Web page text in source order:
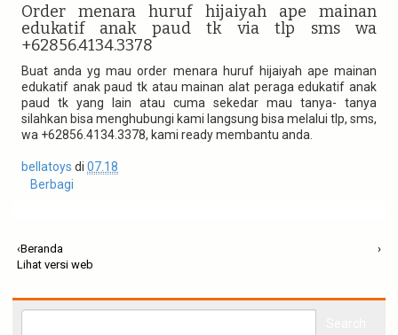
Order menara huruf hijaiyah ape mainan
edukatif anak paud tk via tlp sms wa
+62856.4134.3378
Buat anda yg mau order menara huruf hijaiyah ape mainan
edukatif anak paud tk atau mainan alat peraga edukatif anak
paud tk yang lain atau cuma sekedar mau tanya- tanya
silahkan bisa menghubungi kami langsung bisa melalui tlp, sms,
wa +62856.4134.3378, kami ready membantu anda.
bellatoys di 07.18
Berbagi
‹ ›
Beranda
Lihat versi web